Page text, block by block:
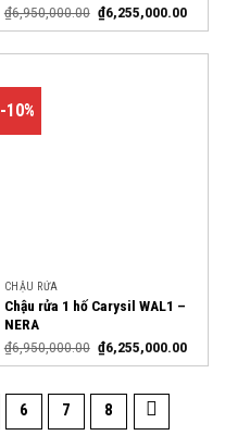
₫6,950,000.00 ₫6,255,000.00
-10%
CHẬU RỬA
Chậu rửa 1 hố Carysil WAL1 –
NERA
₫6,950,000.00 ₫6,255,000.00
6 7 8